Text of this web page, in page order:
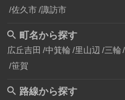
佐久市 諏訪市
町名から探す
広丘吉田 中箕輪 里山辺 三輪
笹賀
路線から探す